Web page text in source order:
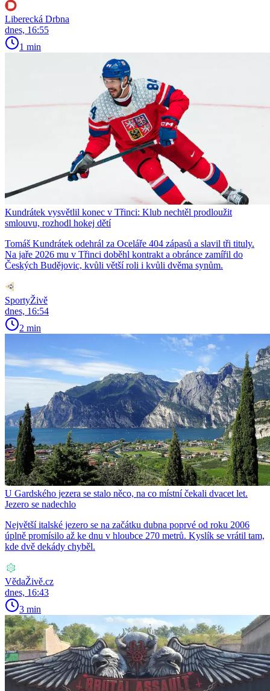
Liberecká Drbna
dnes, 16:55
1 min
Kundrátek vysvětlil konec v Třinci: Klub nechtěl prodloužit
smlouvu, rozhodl hokej dětí
Tomáš Kundrátek odehrál za Oceláře 404 zápasů a slavil tři tituly.
Na jaře 2026 mu v Třinci doběhl kontrakt a obránce zamířil do
Českých Budějovic, kvůli větší roli i kvůli dvěma synům.
SportyŽivě
dnes, 16:54
2 min
U Gardského jezera se stalo něco, na co místní čekali dvacet let.
Jezero se nadechlo
Největší italské jezero se na začátku dubna poprvé od roku 2006
úplně promísilo až ke dnu v hloubce 270 metrů. Kyslík se vrátil tam,
kde dvě dekády chyběl.
VědaŽivě.cz
dnes, 16:43
3 min